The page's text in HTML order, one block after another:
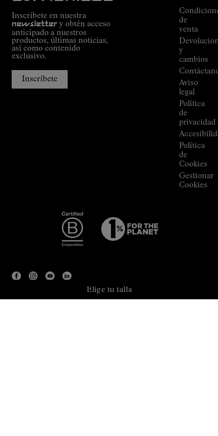
Elige tu talla
Inscríbete en nuestra
newsletter y obtén acceso
anticipado a nuestros
productos, últimas noticias,
así como contenido
exclusivo.
Inscríbete
de
venta
y
cambios
Aviso
legal
Política
de
privacidad
Política
de
Cookies
Gestionar
Cookies